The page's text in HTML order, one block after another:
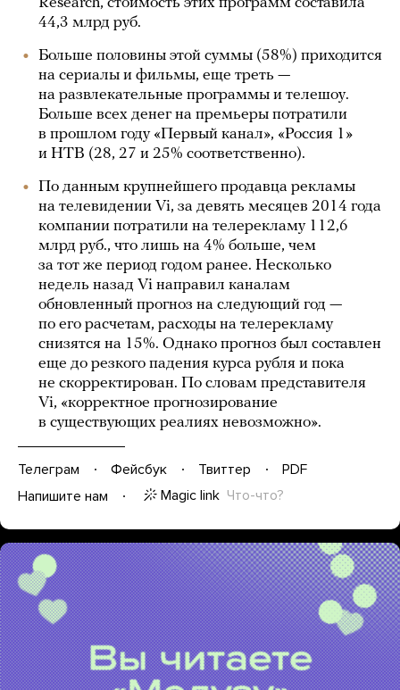
44,3 млрд руб.
Больше половины этой суммы (58%) приходится
на сериалы и фильмы, еще треть —
на развлекательные программы и телешоу.
Больше всех денег на премьеры потратили
в прошлом году «Первый канал», «Россия 1»
и НТВ (28, 27 и 25% соответственно).
По данным крупнейшего продавца рекламы
на телевидении Vi, за девять месяцев 2014 года
компании потратили на телерекламу 112,6
млрд руб., что лишь на 4% больше, чем
за тот же период годом ранее. Несколько
недель назад Vi направил каналам
обновленный прогноз на следующий год —
по его расчетам, расходы на телерекламу
снизятся на 15%. Однако прогноз был составлен
еще до резкого падения курса рубля и пока
не скорректирован. По словам представителя
Vi, «корректное прогнозирование
в существующих реалиях невозможно».
Телеграм Фейсбук Твиттер
PDF
Напишите нам
Magic link Что-что?